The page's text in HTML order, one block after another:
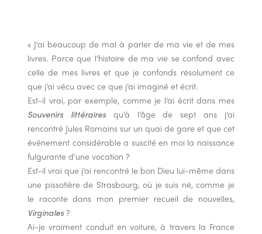
« J’ai beaucoup de mal à parler de ma vie et de mes
livres. Parce que l’histoire de ma vie se confond avec
celle de mes livres et que je confonds résolument ce
que j’ai vécu avec ce que j’ai imaginé et écrit.
Est-il vrai, par exemple, comme je l’ai écrit dans mes
Souvenirs littérairesqu’à l’âge de sept ans j’ai
rencontré Jules Romains sur un quai de gare et que cet
événement considérable a suscité en moi la naissance
fulgurante d’une vocation ?
Est-il vrai que j’ai rencontré le bon Dieu lui-même dans
une pissotière de Strasbourg, où je suis né, comme je
le raconte dans mon premier recueil de nouvelles,
Virginales?
Ai-je vraiment conduit en voiture, à travers la France